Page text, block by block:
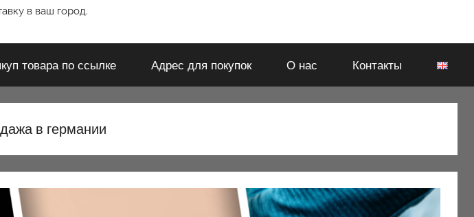
в ваш город.
товара по ссылке Адрес для покупок О нас Контакты
в германии